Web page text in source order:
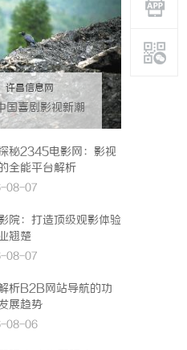
许昌信息网
国喜剧影视新潮
力量
秘2345电影网：影视
全能平台解析
08-07
院：打造顶级观影体验
翘楚
08-07
析B2B网站导航的功
展趋势
08-06